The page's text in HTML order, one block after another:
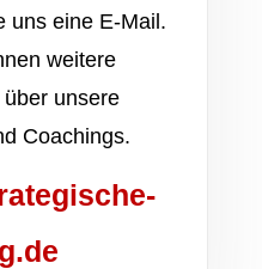
uns eine E-Mail.
weitere
unsere
Coachings.